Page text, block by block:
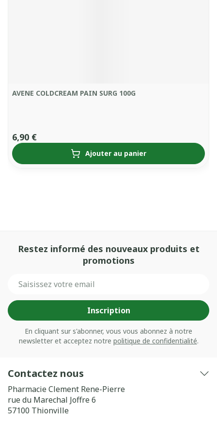
AVENE COLDCREAM PAIN SURG 100G
6,90 €
Ajouter au panier
Restez informé des nouveaux produits et
promotions
Inscription
En cliquant sur s'abonner, vous vous abonnez à notre
newsletter et acceptez notre politique de confidentialité.
Contactez nous
Pharmacie Clement Rene-Pierre
rue du Marechal Joffre 6
57100 Thionville